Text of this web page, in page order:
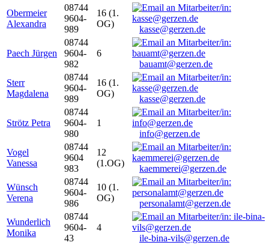
Obermeier
Alexandra
08744
9604-
989
16 (1.
OG)
kasse@gerzen.de
Paech Jürgen
08744
9604-
982
6
bauamt@gerzen.de
Sterr
Magdalena
08744
9604-
989
16 (1.
OG)
kasse@gerzen.de
Strötz Petra
08744
9604-
980
1
info@gerzen.de
Vogel
Vanessa
08744
9604
983
12
(1.OG)
kaemmerei@gerzen.de
Wünsch
Verena
08744
9604-
986
10 (1.
OG)
personalamt@gerzen.de
Wunderlich
Monika
08744
9604-
43
4
ile-bina-vils@gerzen.de